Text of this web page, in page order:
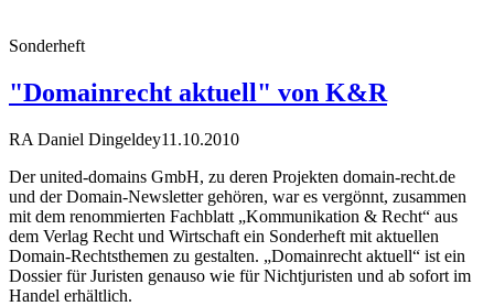
Sonderheft
"Domainrecht aktuell" von K&R
RA Daniel Dingeldey11.10.2010
Der united-domains GmbH, zu deren Projekten domain-recht.de
und der Domain-Newsletter gehören, war es vergönnt, zusammen
mit dem renommierten Fachblatt „Kommunikation & Recht“ aus
dem Verlag Recht und Wirtschaft ein Sonderheft mit aktuellen
Domain-Rechtsthemen zu gestalten. „Domainrecht aktuell“ ist ein
Dossier für Juristen genauso wie für Nichtjuristen und ab sofort im
Handel erhältlich.